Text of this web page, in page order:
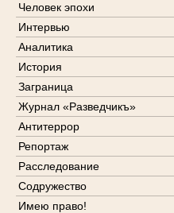
Человек эпохи
Интервью
Аналитика
История
Заграница
Журнал «Разведчикъ»
Антитеррор
Репортаж
Расследование
Содружество
Имею право!